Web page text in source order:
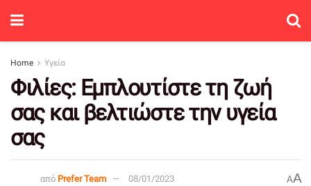
Home Υγεία
Φιλίες: Εμπλουτίστε τη ζωή
σας και βελτιώστε την υγεία
σας
από Prefer Team 08/01/2023 AA